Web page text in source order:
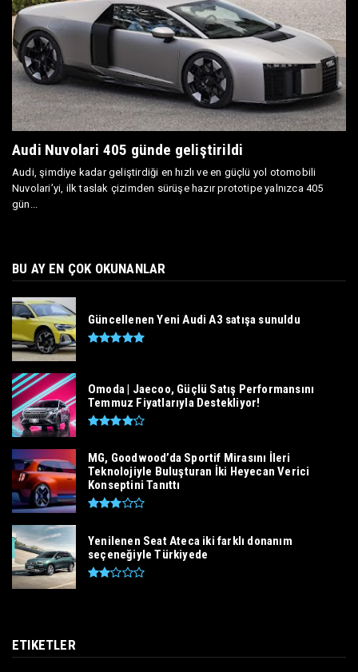
Audi Nuvolari 405 günde geliştirildi
Audi, şimdiye kadar geliştirdiği en hızlı ve en güçlü yol otomobili
Nuvolari’yi, ilk taslak çizimden sürüşe hazır prototipe yalnızca 405
gün...
BU AY EN ÇOK OKUNANLAR
Güncellenen Yeni Audi A3 satışa sunuldu
Omoda | Jaecoo, Güçlü Satış Performansını
Temmuz Fiyatlarıyla Destekliyor!
MG, Goodwood’da Sportif Mirasını İleri
Teknolojiyle Buluşturan İki Heyecan Verici
Konseptini Tanıttı
Yenilenen Seat Ateca iki farklı donanım
seçeneğiyle Türkiyede
ETIKETLER